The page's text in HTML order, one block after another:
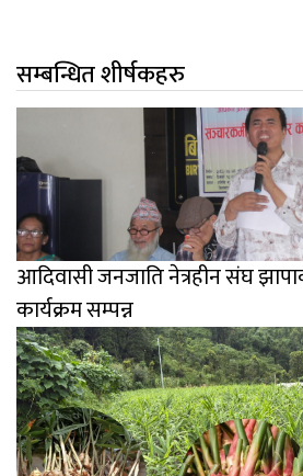
सम्बन्धित शीर्षकहरु
आदिवासी जनजाति नेत्रहीन संघ
कार्यक्रम सम्पन्न